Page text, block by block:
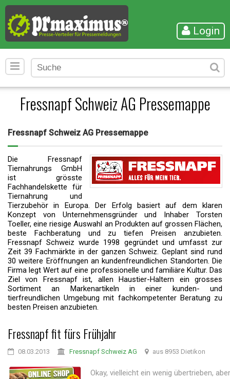
Login
Fressnapf Schweiz AG Pressemappe
Fressnapf Schweiz AG Pressemappe
Die Fressnapf
Tiernahrungs GmbH
ist grösste
Fachhandelskette für
Tiernahrung und
Tierzubehör in Europa. Der Erfolg basiert auf dem klaren
Konzept von Unternehmensgründer und Inhaber Torsten
Toeller, eine riesige Auswahl an Produkten auf grossen Flächen,
beste Fachberatung und zu tiefen Preisen anzubieten.
Fressnapf Schweiz wurde 1998 gegründet und umfasst zur
Zeit 39 Fachmärkte in der ganzen Schweiz. Geplant sind rund
30 weitere Eröffnungen an kundenfreundlichen Standorten. Die
Firma legt Wert auf eine professionelle und familiäre Kultur. Das
Ziel von Fressnapf ist, allen Haustier-Haltern ein grosses
Sortiment an Markenartikeln in einer kunden- und
tierfreundlichen Umgebung mit fachkompetenter Beratung zu
besten Preisen anzubieten.
Fressnapf fit fürs Frühjahr
08.03.2013 Fressnapf Schweiz AG aus 8953 Dietikon
Okay, vielleicht ein wenig übertrieben,